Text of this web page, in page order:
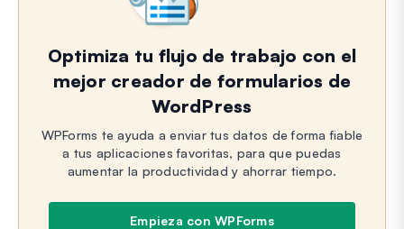
Optimiza tu flujo de trabajo con el
mejor creador de formularios de
WordPress
WPForms te ayuda a enviar tus datos de forma fiable
a tus aplicaciones favoritas, para que puedas
aumentar la productividad y ahorrar tiempo.
Empieza con WPForms